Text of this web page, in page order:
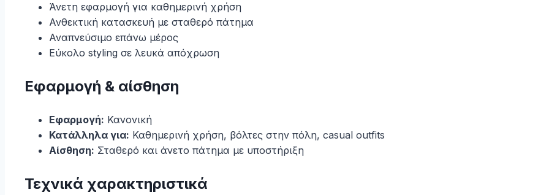
Άνετη εφαρμογή για καθημερινή χρήση
Ανθεκτική κατασκευή με σταθερό πάτημα
Αναπνεύσιμο επάνω μέρος
Εύκολο styling σε λευκά απόχρωση
Εφαρμογή & αίσθηση
Εφαρμογή: Κανονική
Κατάλληλα για: Καθημερινή χρήση, βόλτες στην πόλη, casual outfits
Αίσθηση: Σταθερό και άνετο πάτημα με υποστήριξη
Τεχνικά χαρακτηριστικά